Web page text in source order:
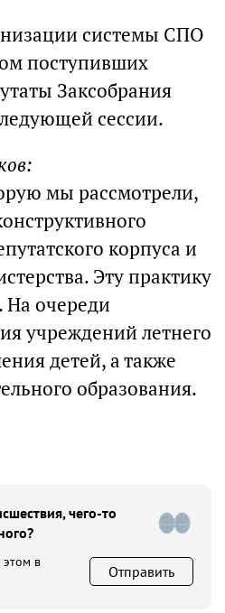
системы СПО
поступивших
Заксобрания
сессии.
мы рассмотрели,
корпуса и
Эту практику
На очереди
учреждений летнего
детей, а также
образования.
чего-то
этом в
Отправить